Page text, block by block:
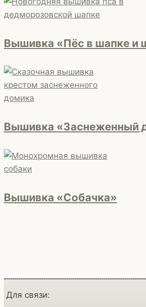
Вышивка «Пёс в шапке и
Вышивка «Заснеженный
Вышивка «Собачка»
Для связи: